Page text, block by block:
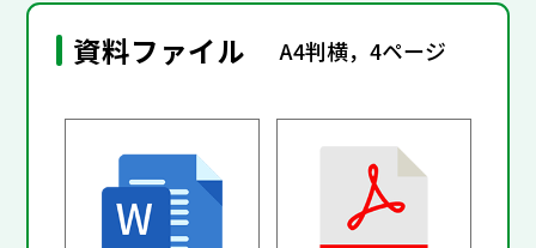
資料ファイル A4判横，4ページ